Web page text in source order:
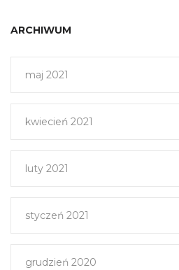
ARCHIWUM
maj 2021
kwiecień 2021
luty 2021
styczeń 2021
grudzień 2020